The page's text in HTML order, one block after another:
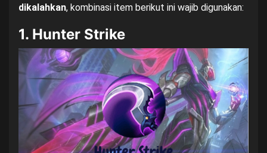
dikalahkan, kombinasi item berikut ini wajib digunakan:
1. Hunter Strike